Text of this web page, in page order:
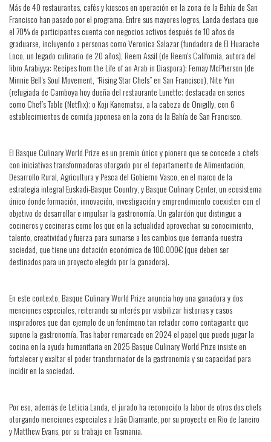
Más de 40 restaurantes, cafés y kioscos en operación en la zona de la Bahía de San
Francisco han pasado por el programa. Entre sus mayores logros, Landa destaca que
el 70% de participantes cuenta con negocios activos después de 10 años de
graduarse, incluyendo a personas como Veronica Salazar (fundadora de El Huarache
Loco, un legado culinario de 20 años), Reem Assil (de Reem's California, autora del
libro Arabiyya: Recipes from the Life of an Arab in Diaspora); Fernay McPherson (de
Minnie Bell's Soul Movement, “Rising Star Chefs” en San Francisco), Nite Yun
(refugiada de Camboya hoy dueña del restaurante Lunette; destacada en series
como Chef’s Table (Netflix); o Koji Kanematsu, a la cabeza de Onigilly, con 6
establecimientos de comida japonesa en la zona de la Bahía de San Francisco.
El Basque Culinary World Prize es un premio único y pionero que se concede a chefs
con iniciativas transformadoras otorgado por el departamento de Alimentación,
Desarrollo Rural, Agricultura y Pesca del Gobierno Vasco, en el marco de la
estrategia integral Euskadi-Basque Country, y Basque Culinary Center, un ecosistema
único donde formación, innovación, investigación y emprendimiento coexisten con el
objetivo de desarrollar e impulsar la gastronomía. Un galardón que distingue a
cocineros y cocineras como los que en la actualidad aprovechan su conocimiento,
talento, creatividad y fuerza para sumarse a los cambios que demanda nuestra
sociedad, que tiene una dotación económica de 100.000€ (que deben ser
destinados para un proyecto elegido por la ganadora).
En este contexto, Basque Culinary World Prize anuncia hoy una ganadora y dos
menciones especiales, reiterando su interés por visibilizar historias y casos
inspiradores que dan ejemplo de un fenómeno tan retador como contagiante que
supone la gastronomía. Tras haber remarcado en 2024 el papel que puede jugar la
cocina en la ayuda humanitaria en 2025 Basque Culinary World Prize insiste en
fortalecer y exaltar el poder transformador de la gastronomía y su capacidad para
incidir en la sociedad.
Por eso, además de Leticia Landa, el jurado ha reconocido la labor de otros dos chefs
otorgando menciones especiales a João Diamante, por su proyecto en Rio de Janeiro
y Matthew Evans, por su trabajo en Tasmania.